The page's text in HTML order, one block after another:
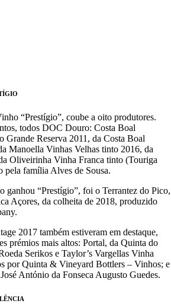
“Prestígio”, coube a oito produtores.
todos DOC Douro: Costa Boal
Grande Reserva 2011, da Costa Boal
Manoella Vinhas Velhas tinto 2016, da
Oliveirinha Vinha Franca tinto (Touriga
pela família Alves de Sousa.
ganhou “Prestígio”, foi o Terrantez do Pico,
Açores, da colheita de 2018, produzido
2017 também estiveram em destaque,
prémios mais altos: Portal, da Quinta do
Serikos e Taylor’s Vargellas Vinha
por Quinta & Vineyard Bottlers – Vinhos; e
António da Fonseca Augusto Guedes.